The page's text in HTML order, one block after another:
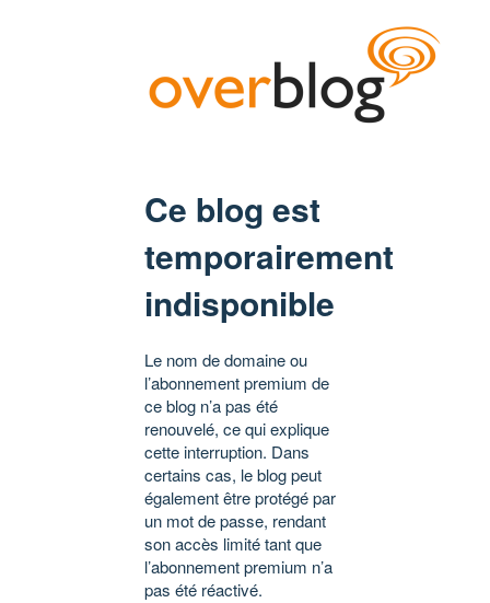
Ce blog est
temporairement
indisponible
Le nom de domaine ou
l’abonnement premium de
ce blog n’a pas été
renouvelé, ce qui explique
cette interruption. Dans
certains cas, le blog peut
également être protégé par
un mot de passe, rendant
son accès limité tant que
l’abonnement premium n’a
pas été réactivé.